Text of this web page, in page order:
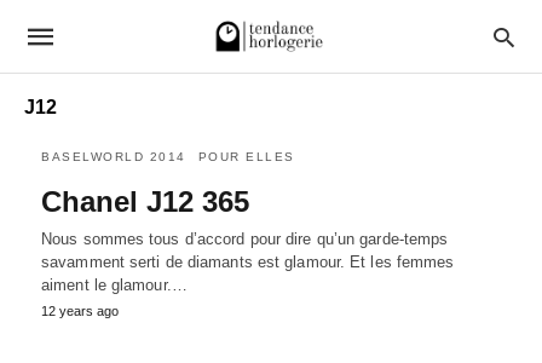
J12
BASELWORLD 2014 POUR ELLES
Chanel J12 365
Nous sommes tous d’accord pour dire qu’un garde-temps
savamment serti de diamants est glamour. Et les femmes
aiment le glamour.…
12 years ago